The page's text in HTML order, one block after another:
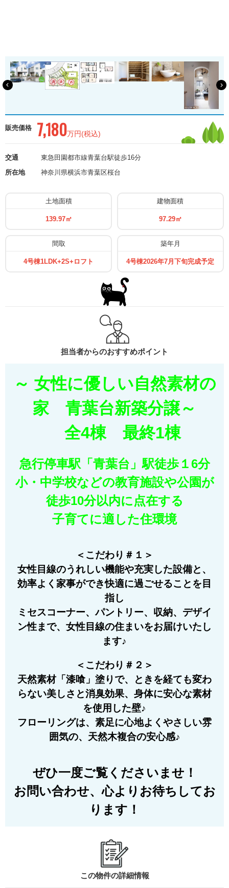
販売価格 7,180万円(税込)
交通
東急田園都市線青葉台駅徒歩16分
所在地
神奈川県横浜市青葉区桜台
⼟地⾯積
139.97㎡
建物⾯積
97.29㎡
間取
4号棟1LDK+2S+ロフト
築年月
4号棟2026年7月下旬完成予定
担当者からのおすすめポイント
～ 女性に優しい自然素材の
家 青葉台新築分譲～
全4棟 最終1棟
急行停車駅「青葉台」駅徒歩１6分
小・中学校などの教育施設や公園が
徒歩10分以内に点在する
子育てに適した住環境
＜こだわり＃１＞
女性目線のうれしい機能や充実した設備と 、
効率よく家事ができ快適に過ごせることを目
指し
ミセスコーナー、パントリー、収納、デザイ
ン性まで、女性目線の住まいをお届けいたし
ます♪
＜こだわり＃２＞
天然素材「漆喰」塗りで、ときを経ても変わ
らない美しさと消臭効果、身体に安心な素材
を使用した壁♪
フローリングは、素足に心地よくやさしい雰
囲気の、天然木複合の安心感♪
ぜひ一度ご覧くださいませ！
お問い合わせ、心よりお待ちしてお
ります！
この物件の詳細情報